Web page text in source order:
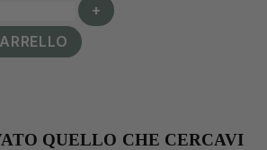
+
QUELLO CHE CERCAVI